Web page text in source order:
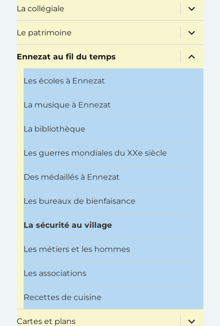
menu
La collégiale
ouvrir
le
sous-
menu
Le patrimoine
ouvrir
le
sous-
menu
Ennezat au fil du temps
ouvrir
le
sous-
Les écoles à Ennezat
La musique à Ennezat
La bibliothèque
Les guerres mondiales du XXe siècle
Des médaillés à Ennezat
Les bureaux de bienfaisance
La sécurité au village
Les métiers et les hommes
Les associations
Recettes de cuisine
Cartes et plans
ouvrir